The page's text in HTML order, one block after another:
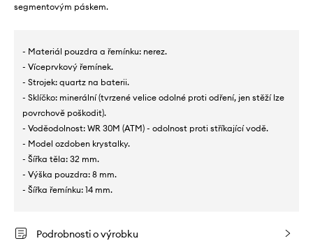
segmentovým páskem.
- Materiál pouzdra a řemínku: nerez.
- Víceprvkový řemínek.
- Strojek: quartz na baterii.
- Sklíčko: minerální (tvrzené velice odolné proti odření, jen stěží lze
povrchově poškodit).
- Voděodolnost: WR 30M (ATM) - odolnost proti stříkající vodě.
- Model ozdoben krystalky.
- Šířka těla: 32 mm.
- Výška pouzdra: 8 mm.
- Šířka řemínku: 14 mm.
Podrobnosti o výrobku